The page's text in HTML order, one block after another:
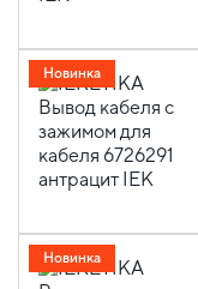
Новинка
Новинка